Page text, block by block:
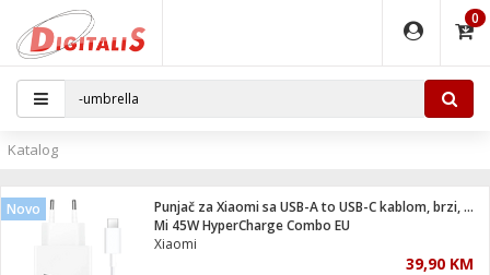
0
pribor
/ G4
- Analogija
Katalog
Novo
Punjač za Xiaomi sa USB-A to USB-C kablom, brzi, 45W
Mi 45W HyperCharge Combo EU
Xiaomi
39,90 KM